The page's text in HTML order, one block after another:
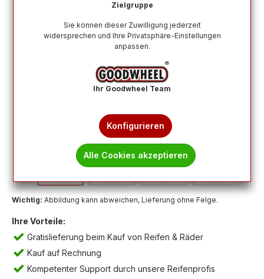
Wichtig: Abbildung kann abweichen, Lieferung ohne Felge.
Ihre Vorteile:
Gratislieferung beim Kauf von Reifen & Räder
Kauf auf Rechnung
Kompetenter Support durch unsere Reifenprofis
Zielgruppe
Sie können dieser Zuwilligung jederzeit
widersprechen und Ihre Privatsphäre-Einstellungen
anpassen.
Ihr Goodwheel Team
Konfigurieren
Alle Cookies akzeptieren